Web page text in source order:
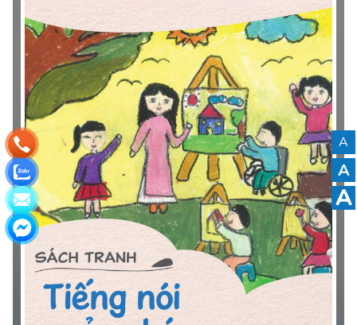
theo Văn bản số 12622/BGTVT-VT; tạo điều kiện cho đội
ngũ cán bộ quản lý trong ngành Giao thông vận tải, các
đơn vị vận tải, các tổ chức về người khuyết tật tham khảo,
sử dụng đánh giá, giám sát thực trạng giao thông tiếp cận
và góp phần hướng đến phát triển hệ thống giao thông
tiếp cận cho mọi người ở Việt Nam.
A
A
A